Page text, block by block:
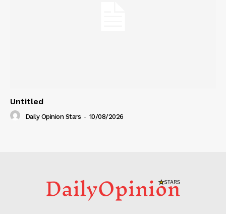
Untitled
Daily Opinion Stars - 10/08/2026